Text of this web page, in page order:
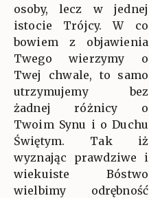
osoby, lecz w jednej
istocie Trójcy. W co
bowiem z objawienia
Twego wierzymy o
Twej chwale, to samo
utrzymujemy bez
żadnej różnicy o
Twoim Synu i o Duchu
Świętym. Tak iż
wyznając prawdziwe i
wiekuiste Bóstwo
wielbimy odrębność